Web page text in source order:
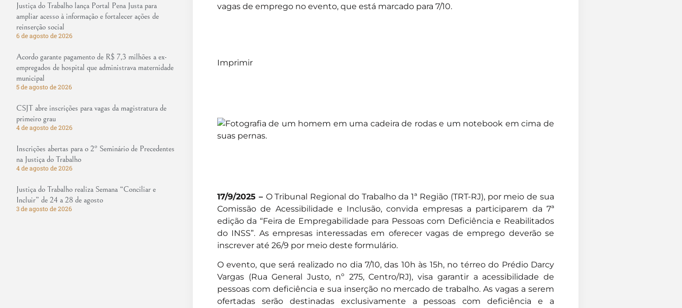
Justiça do Trabalho lança Portal Pena Justa para
ampliar acesso à informação e fortalecer ações de
reinserção social
6 de agosto de 2026
Acordo garante pagamento de R$ 7,3 milhões a ex-
empregados de hospital que administrava maternidade
municipal
5 de agosto de 2026
CSJT abre inscrições para vagas da magistratura de
primeiro grau
4 de agosto de 2026
Inscrições abertas para o 2º Seminário de Precedentes
na Justiça do Trabalho
4 de agosto de 2026
Justiça do Trabalho realiza Semana “Conciliar e
Incluir” de 24 a 28 de agosto
3 de agosto de 2026
vagas de emprego no evento, que está marcado para 7/10.
Imprimir
17/9/2025 – O Tribunal Regional do Trabalho da 1ª Região (TRT-RJ), por meio de sua
Comissão de Acessibilidade e Inclusão, convida empresas a participarem da 7ª
edição da “Feira de Empregabilidade para Pessoas com Deficiência e Reabilitados
do INSS”. As empresas interessadas em oferecer vagas de emprego deverão se
inscrever até 26/9 por meio deste formulário.
O evento, que será realizado no dia 7/10, das 10h às 15h, no térreo do Prédio Darcy
Vargas (Rua General Justo, nº 275, Centro/RJ), visa garantir a acessibilidade de
pessoas com deficiência e sua inserção no mercado de trabalho. As vagas a serem
ofertadas serão destinadas exclusivamente a pessoas com deficiência e a